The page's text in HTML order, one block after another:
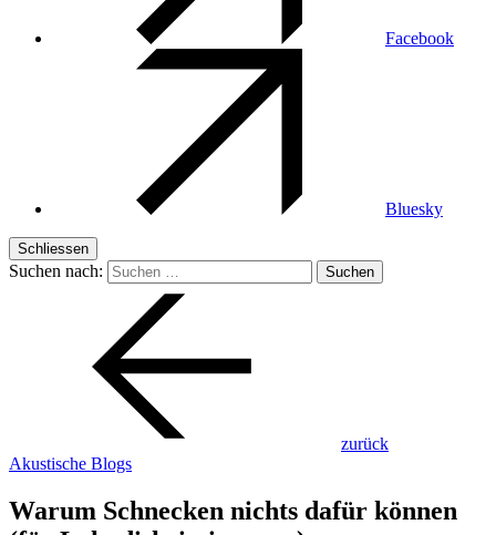
Facebook
Bluesky
Schliessen
Suchen nach:
zurück
Akustische Blogs
Warum Schnecken nichts dafür können